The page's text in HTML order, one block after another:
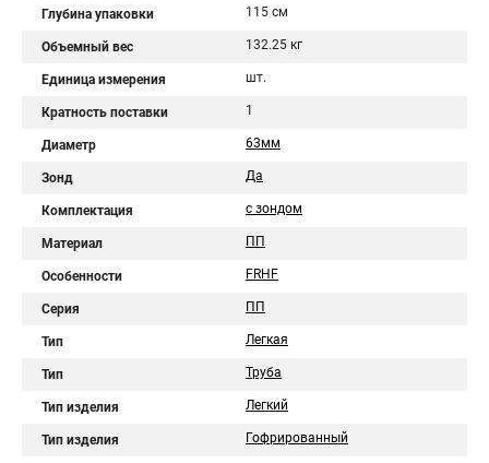
Глубина упаковки 115 см
Объемный вес 132.25 кг
Единица измерения шт.
Кратность поставки 1
Диаметр 63мм
Зонд Да
Комплектация с зондом
Материал ПП
Особенности FRHF
Серия ПП
Тип Легкая
Тип Труба
Тип изделия Легкий
Тип изделия Гофрированный